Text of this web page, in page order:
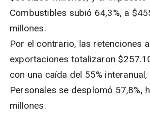
Combustibles subió 64,3%, a
millones.
Por el contrario, las retenciones
exportaciones totalizaron
con una caída del 55% interanual,
Personales se desplomó 57,8%,
millones.